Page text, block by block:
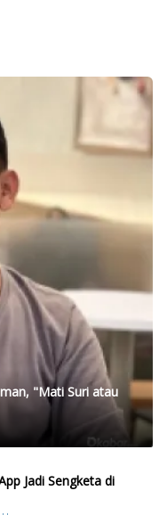
"Mati Suri atau
Jadi Sengketa di